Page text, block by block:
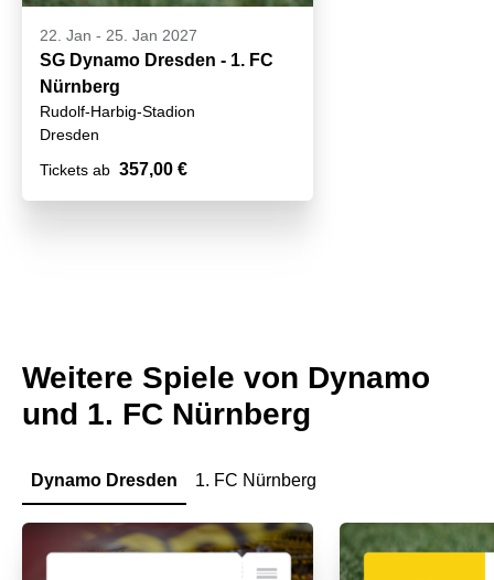
22. Jan - 25. Jan 2027
SG Dynamo Dresden - 1. FC
Nürnberg
Rudolf-Harbig-Stadion
Dresden
Tickets ab 357,00 €
Weitere Spiele von Dynamo
und 1. FC Nürnberg
Dynamo Dresden 1. FC Nürnberg